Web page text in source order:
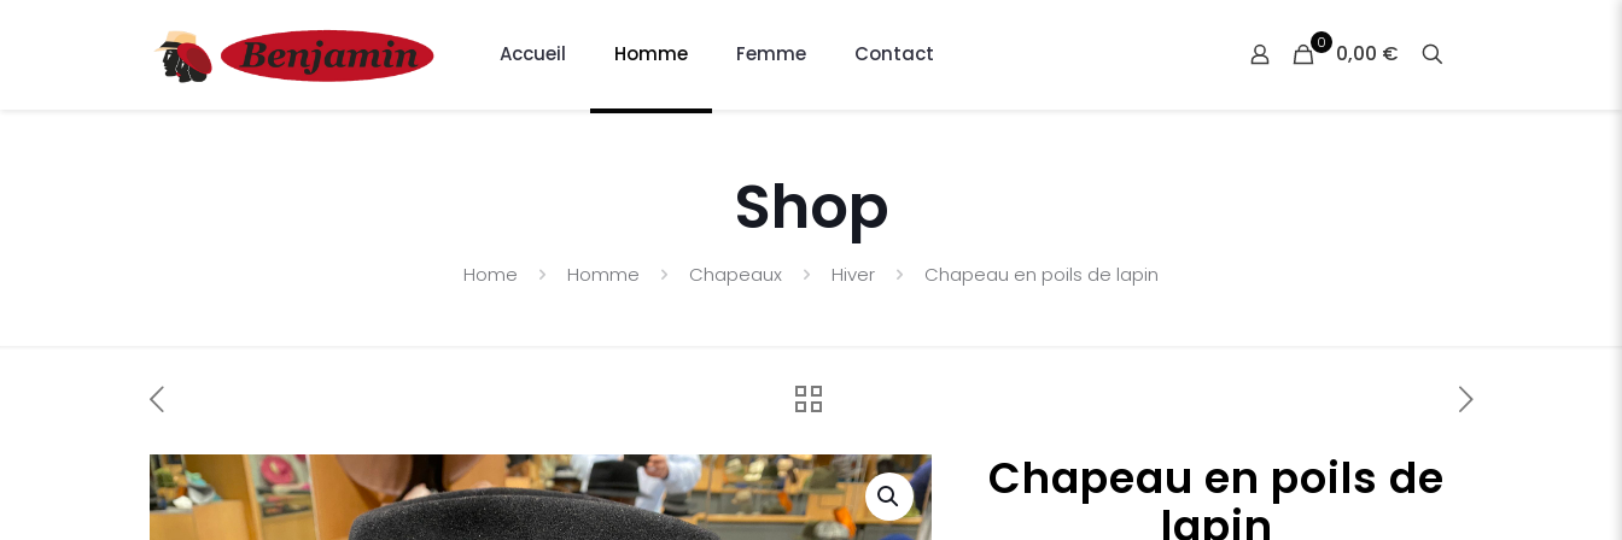
Accueil Homme Femme Contact 0 0,00 €
Shop
Home Homme Chapeaux Hiver Chapeau en poils de lapin
Chapeau en poils de
lapin